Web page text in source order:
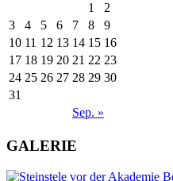
Sep. »
1
2
3
4 5 6 7 8
9
10 11 12 13 14 15 16
17 18 19 20 21 22 23
24 25 26 27 28 29 30
31
GALERIE